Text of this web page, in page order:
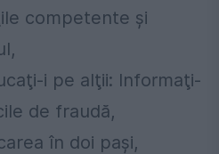
competente şi
i pe alţii: Informaţi-
de fraudă,
în doi paşi,